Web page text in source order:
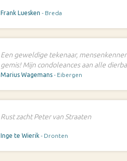
Frank Luesken - Breda
Een geweldige tekenaar,
gemis! Mijn condoleances aan alle
Marius Wagemans - Eibergen
Rust zacht Peter van Straaten
Inge te Wierik - Dronten